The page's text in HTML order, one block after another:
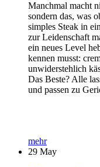
Manchmal macht
sondern das, was
simples Steak in
zur Leidenschaft
ein neues Level
kennen musst:
unwiderstehlich
Das Beste? Alle
und passen zu
mehr
29 May